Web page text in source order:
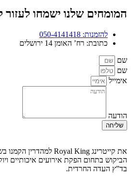
המומחים שלנו ישמחו לעזור
להזמנות: 050-4141418
כתובת: רח’ האומן 14 ירושלים
שם
שם
אימייל
הודעה
שליחה
הביקוש בתחום הפקת אירועים איכותיים
בד”ץ העדה החרדית.